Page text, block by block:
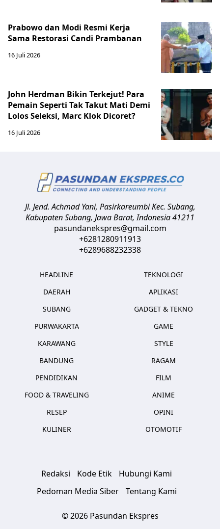
Prabowo dan Modi Resmi Kerja
Sama Restorasi Candi Prambanan
16 Juli 2026
John Herdman Bikin Terkejut! Para
Pemain Seperti Tak Takut Mati Demi
Lolos Seleksi, Marc Klok Dicoret?
16 Juli 2026
Jl. Jend. Achmad Yani, Pasirkareumbi Kec. Subang,
Kabupaten Subang, Jawa Barat,Indonesia41211
pasundanekspres@gmail.com
+6281280911913
+6289688232338
HEADLINE
DAERAH
SUBANG
PURWAKARTA
KARAWANG
BANDUNG
PENDIDIKAN
FOOD & TRAVELING
RESEP
KULINER
TEKNOLOGI
APLIKASI
GADGET & TEKNO
GAME
STYLE
RAGAM
FILM
ANIME
OPINI
OTOMOTIF
Redaksi Kode Etik
Hubungi Kami
Pedoman Media Siber
Tentang Kami
© 2026 Pasundan Ekspres